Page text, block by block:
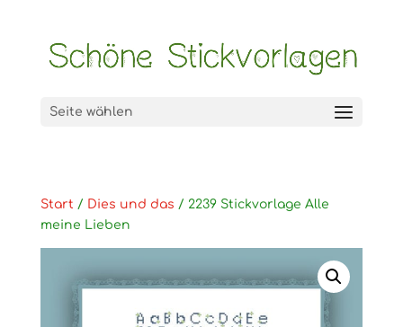
Seite wählen
Start / Dies und das / 2239 Stickvorlage Alle
meine Lieben